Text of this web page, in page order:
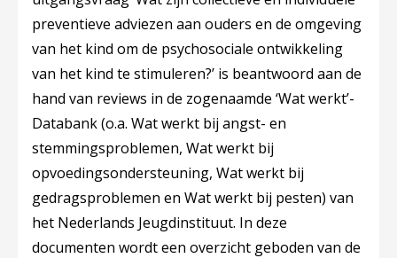
preventieve adviezen aan ouders en de omgeving
van het kind om de psychosociale ontwikkeling
van het kind te stimuleren?’ is beantwoord aan de
hand van reviews in de zogenaamde ‘Wat werkt’-
Databank (o.a. Wat werkt bij angst- en
stemmingsproblemen, Wat werkt bij
opvoedingsondersteuning, Wat werkt bij
gedragsproblemen en Wat werkt bij pesten) van
het Nederlands Jeugdinstituut. In deze
documenten wordt een overzicht geboden van de